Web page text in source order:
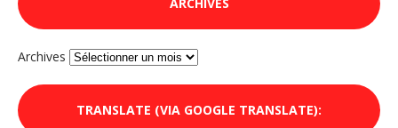
Archives
TRANSLATE (VIA GOOGLE TRANSLATE):